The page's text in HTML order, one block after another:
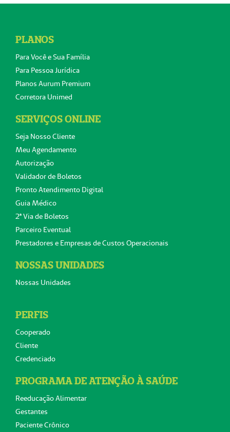
PLANOS
Para Você e Sua Família
Para Pessoa Jurídica
Planos Aurum Premium
Corretora Unimed
SERVIÇOS ONLINE
Seja Nosso Cliente
Meu Agendamento
Autorização
Validador de Boletos
Pronto Atendimento Digital
Guia Médico
2ª Via de Boletos
Parceiro Eventual
Prestadores e Empresas de Custos Operacionais
NOSSAS UNIDADES
Nossas Unidades
PERFIS
Cooperado
Cliente
Credenciado
PROGRAMA DE ATENÇÃO À SAÚDE
Reeducação Alimentar
Gestantes
Paciente Crônico